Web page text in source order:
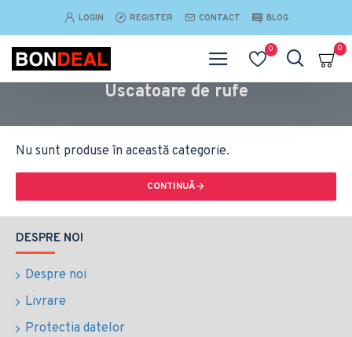
LOGIN REGISTER CONTACT BLOG
0 0
Uscatoare de rufe
Nu sunt produse în această categorie.
CONTINUĂ
DESPRE NOI
Despre noi
Livrare
Protectia datelor